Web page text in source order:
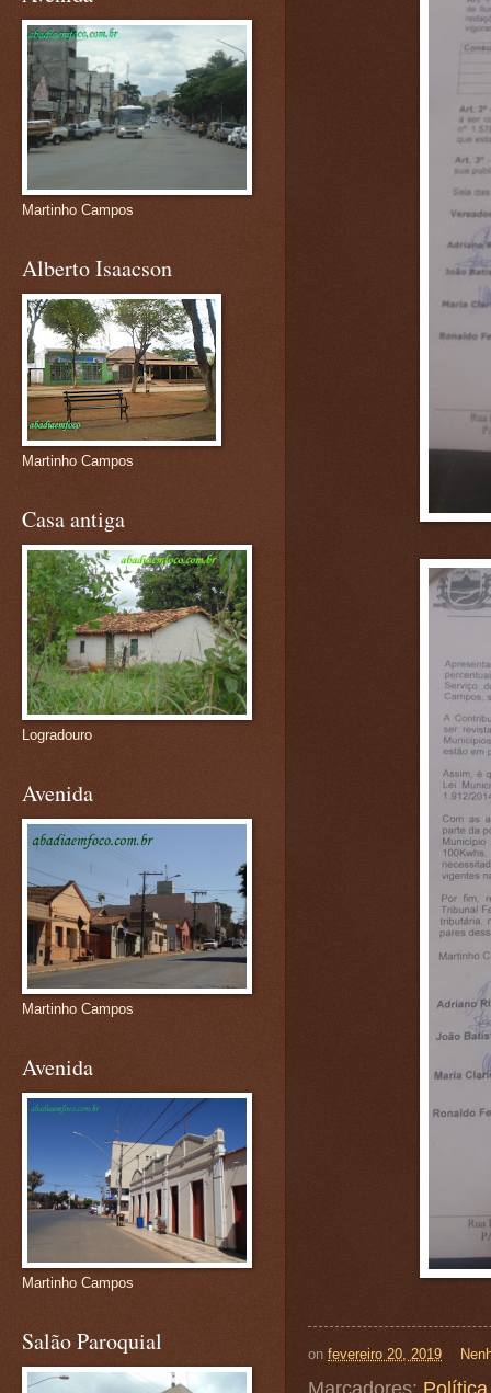
on fevereiro 20, 2019
Marcadores: Política
Martinho Campos
Alberto Isaacson
Martinho Campos
Casa antiga
Logradouro
Avenida
Martinho Campos
Avenida
Martinho Campos
Salão Paroquial